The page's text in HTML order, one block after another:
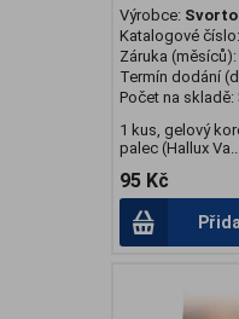
Výrobce: Svorto
Katalogové číslo:
Záruka (měsíců):
Termín dodání
Počet na skladě:
1 kus, gelový
palec (Hallux
95 Kč